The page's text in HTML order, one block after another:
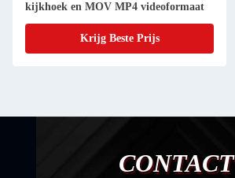
kijkhoek en MOV MP4 videoformaat
Krijg Beste Prijs
CONTACT